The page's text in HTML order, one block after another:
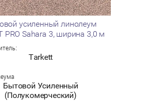
усиленный линолеум
PRO Sahara 3, ширина 3,0 м
Tarkett
Бытовой Усиленный
(Полукомерческий)